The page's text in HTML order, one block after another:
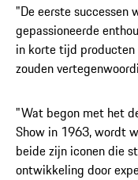
"De eerste successen
gepassioneerde
in korte tijd
zouden
"Wat begon met het
Show in 1963, wordt
beide zijn iconen die
ontwikkeling door